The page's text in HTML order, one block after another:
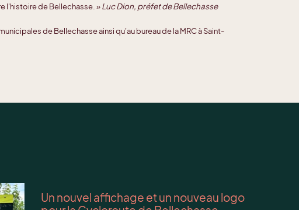
l'histoire de Bellechasse. »Luc Dion, préfet de Bellechasse
de Bellechasse ainsi qu'au bureau de la MRC à Saint-
Un nouvel affichage et un nouveau logo